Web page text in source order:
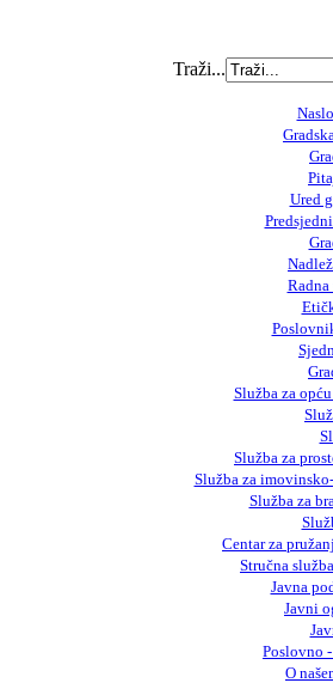
Traži...
Ured
Služba za
Služba za
Služba za
Služba za
Centar za
Stručna
Javna
Javni
Poslovno
O